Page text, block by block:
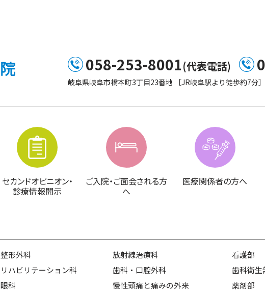
058-253-8001(代表電話)
岐阜県岐阜市橋本町3丁目23番地 ［JR岐阜駅より徒歩約7分］
セカンドオピニオン・
診療情報開示
ご入院・ご面会される方
へ
医療関係者の方へ
整形外科
リハビリテーション科
眼科
放射線治療科
歯科・口腔外科
慢性頭痛と痛みの外来
看護部
歯科衛生
薬剤部